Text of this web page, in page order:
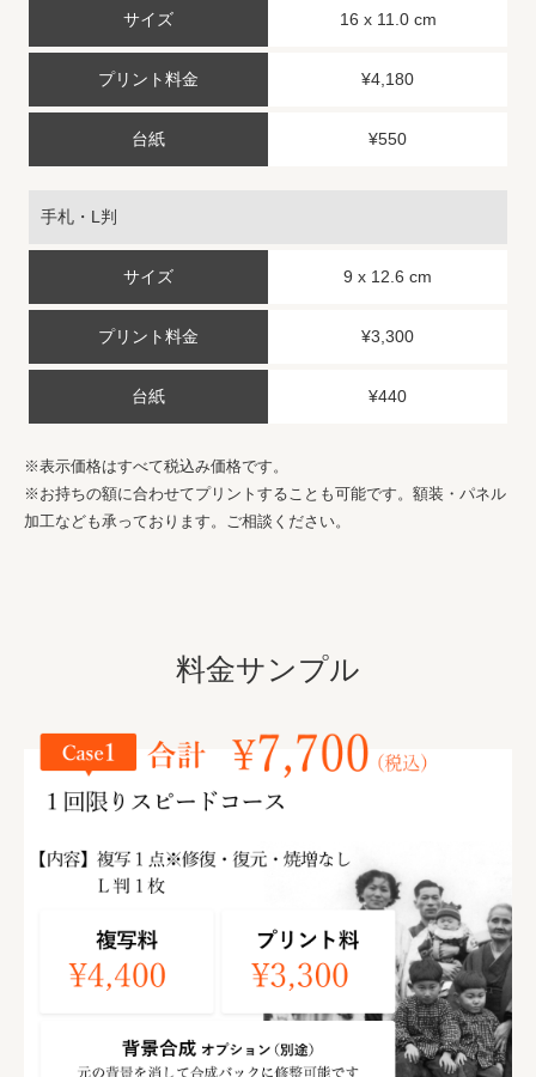
16 x 11.0 cm
¥4,180
¥550
手札・L判
9 x 12.6 cm
¥3,300
¥440
※表示価格はすべて税込み価格です。
※お持ちの額に合わせてプリントすることも可能です。額装・パネル
加工なども承っております。ご相談ください。
料金サンプル